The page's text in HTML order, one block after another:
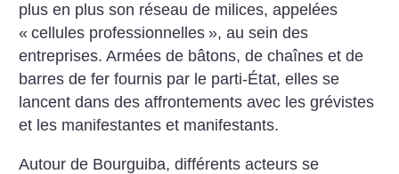
plus en plus son réseau de milices, appelées
« cellules professionnelles », au sein des
entreprises. Armées de bâtons, de chaînes et de
barres de fer fournis par le parti-État, elles se
lancent dans des affrontements avec les grévistes
et les manifestantes et manifestants.
Autour de Bourguiba, différents acteurs se